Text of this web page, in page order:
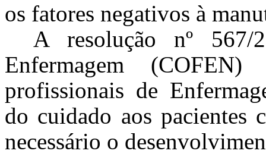
os fatores negativos à
A resolução nº 567/
Enfermagem
profissionais de
do cuidado aos pacientes
necessário o